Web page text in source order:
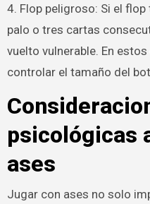
4. Flop peligroso: Si el
palo o tres cartas
vuelto vulnerable. En
controlar el tamaño del
psicológicas
ases
Jugar con ases no solo